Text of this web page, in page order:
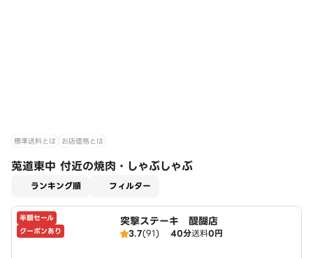
標準送料とは お店価格とは
莵道東中 付近の焼肉・しゃぶしゃぶ
ランキング順 フィルター
半額セール
クーポンあり
突撃ステーキ 醍醐店
3.7(91) 40分送料0円